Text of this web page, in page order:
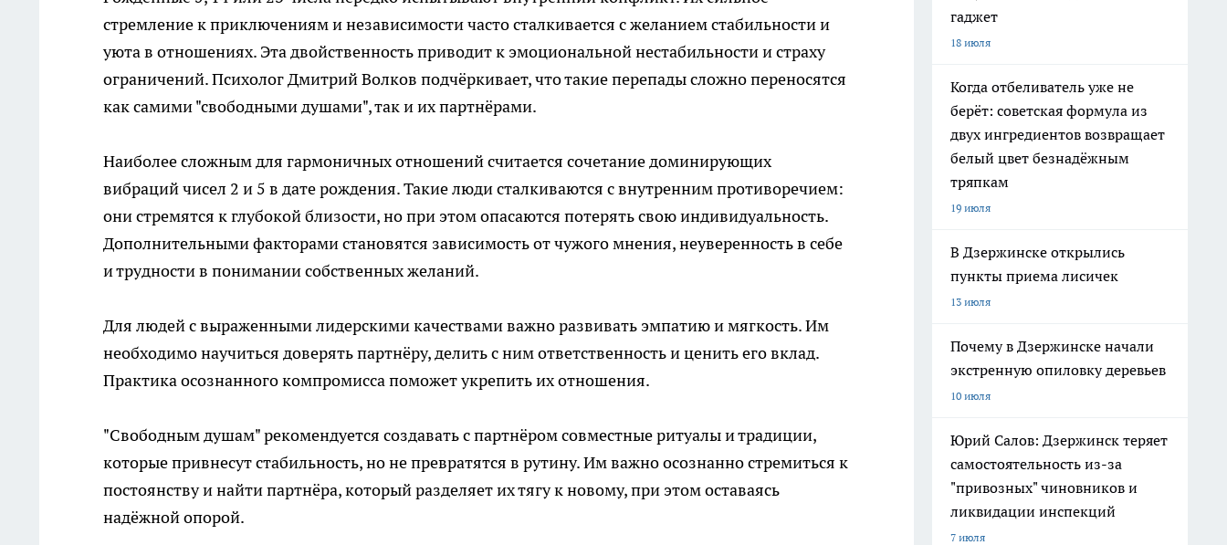
стремление к приключениям и независимости часто сталкивается с желанием стабильности и
уюта в отношениях. Эта двойственность приводит к эмоциональной нестабильности и страху
ограничений. Психолог Дмитрий Волков подчёркивает, что такие перепады сложно переносятся
как самими "свободными душами", так и их партнёрами.
Наиболее сложным для гармоничных отношений считается сочетание доминирующих
вибраций чисел 2 и 5 в дате рождения. Такие люди сталкиваются с внутренним противоречием:
они стремятся к глубокой близости, но при этом опасаются потерять свою индивидуальность.
Дополнительными факторами становятся зависимость от чужого мнения, неуверенность в себе
и трудности в понимании собственных желаний.
Для людей с выраженными лидерскими качествами важно развивать эмпатию и мягкость. Им
необходимо научиться доверять партнёру, делить с ним ответственность и ценить его вклад.
Практика осознанного компромисса поможет укрепить их отношения.
"Свободным душам" рекомендуется создавать с партнёром совместные ритуалы и традиции,
которые привнесут стабильность, но не превратятся в рутину. Им важно осознанно стремиться к
постоянству и найти партнёра, который разделяет их тягу к новому, при этом оставаясь
надёжной опорой.
гаджет
18 июля
Когда отбеливатель уже не
берёт: советская формула из
двух ингредиентов возвращает
белый цвет безнадёжным
тряпкам
19 июля
В Дзержинске открылись
пункты приема лисичек
13 июля
Почему в Дзержинске начали
экстренную опиловку деревьев
10 июля
Юрий Салов: Дзержинск теряет
самостоятельность из-за
"привозных" чиновников и
ликвидации инспекций
7 июля